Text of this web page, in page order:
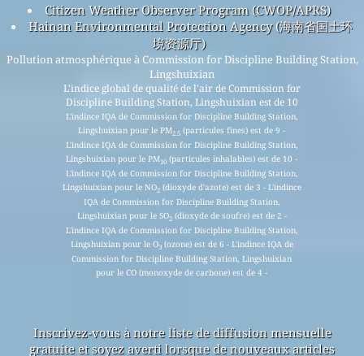
Citizen Weather Observer Program (CWOP/APRS)
Hainan Environmental Protection Agency (海南省国土环
境资源厅)
Pollution atmosphérique à Commission for Discipline Building Station,
Lingshuixian
L'indice global de qualité de l'air de Commission for
Discipline Building Station, Lingshuixian est de 10
L'indince IQA de Commission for Discipline Building Station,
Lingshuixian pour le PM2.5 (particules fines) est de 9 -
L'indince IQA de Commission for Discipline Building Station,
Lingshuixian pour le PM10 (particules inhalables) est de 10 -
L'indince IQA de Commission for Discipline Building Station,
Lingshuixian pour le NO2(dioxyde d'azote) est de 3 - L'indince
IQA de Commission for Discipline Building Station,
Lingshuixian pour le SO2(dioxyde de soufre) est de 2 -
L'indince IQA de Commission for Discipline Building Station,
Lingshuixian pour le O3(ozone) est de 6 - L'indince IQA de
Commission for Discipline Building Station, Lingshuixian
pour le CO (monoxyde de carbone) est de 4 -
Inscrivez-vous à notre liste de diffusion mensuelle
gratuite et soyez averti lorsque de nouveaux articles